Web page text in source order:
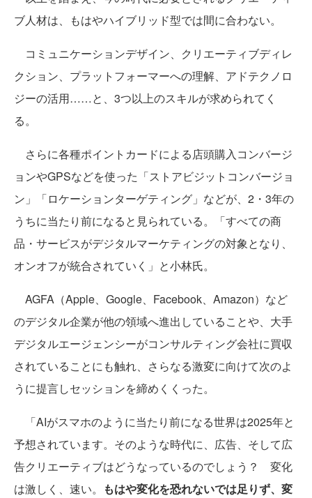
ブ人材は、もはやハイブリッド型では間に合わない。
コミュニケーションデザイン、クリエーティブディレ
クション、プラットフォーマーへの理解、アドテクノロ
ジーの活用……と、3つ以上のスキルが求められてく
る。
さらに各種ポイントカードによる店頭購入コンバージ
ョンやGPSなどを使った「ストアビジットコンバージョ
ン」「ロケーションターゲティング」などが、2・3年の
うちに当たり前になると見られている。「すべての商
品・サービスがデジタルマーケティングの対象となり、
オンオフが統合されていく」と小林氏。
AGFA（Apple、Google、Facebook、Amazon）など
のデジタル企業が他の領域へ進出していることや、大手
デジタルエージェンシーがコンサルティング会社に買収
されていることにも触れ、さらなる激変に向けて次のよ
うに提言しセッションを締めくくった。
「AIがスマホのように当たり前になる世界は2025年と
予想されています。そのような時代に、広告、そして広
告クリエーティブはどうなっているのでしょう？ 変化
は激しく、速い。
もはや変化を恐れないでは足りず、変